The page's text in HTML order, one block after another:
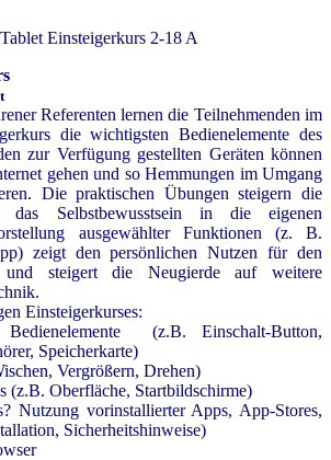
Tablet Einsteigerkurs 2-18 A
Referenten lernen die Teilnehmenden im
die wichtigsten Bedienelemente des
zur Verfügung gestellten Geräten können
gehen und so Hemmungen im Umgang
Die praktischen Übungen steigern die
das Selbstbewusstsein in die eigenen
ausgewählter Funktionen (z. B.
zeigt den persönlichen Nutzen für den
und steigert die Neugierde auf weitere
Einsteigerkurses:
(z.B. Einschalt-Button,
Speicherkarte)
Vergrößern, Drehen)
(z.B. Oberfläche, Startbildschirme)
Nutzung vorinstallierter Apps, App-Stores,
Sicherheitshinweise)